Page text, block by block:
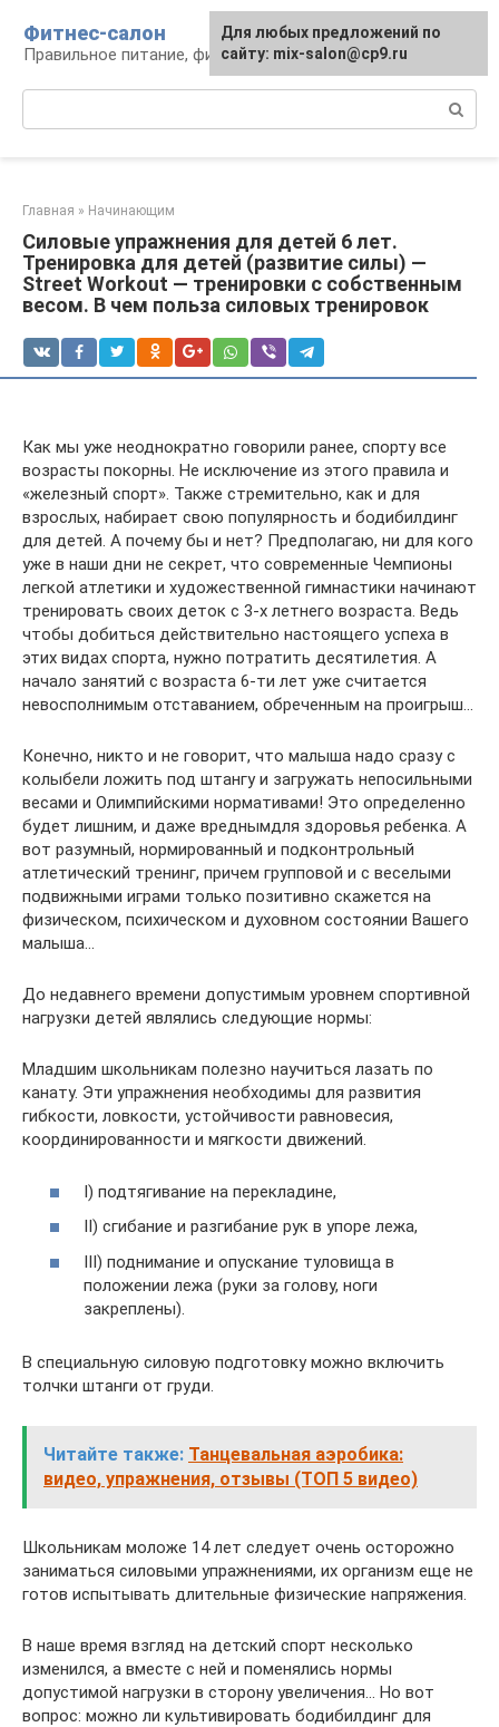
контенту
Фитнес-салон
Правильное питание, фитнес, образ жизни
Главная » Начинающим
Силовые упражнения для детей 6 лет.
Тренировка для детей (развитие силы) —
Street Workout — тренировки с собственным
весом. В чем польза силовых тренировок
Как мы уже неоднократно говорили ранее, спорту все
возрасты покорны. Не исключение из этого правила и
«железный спорт». Также стремительно, как и для
взрослых, набирает свою популярность и бодибилдинг
для детей. А почему бы и нет? Предполагаю, ни для кого
уже в наши дни не секрет, что современные Чемпионы
легкой атлетики и художественной гимнастики начинают
тренировать своих деток с 3-х летнего возраста. Ведь
чтобы добиться действительно настоящего успеха в
этих видах спорта, нужно потратить десятилетия. А
начало занятий с возраста 6-ти лет уже считается
невосполнимым отставанием, обреченным на проигрыш…
Конечно, никто и не говорит, что малыша надо сразу с
колыбели ложить под штангу и загружать непосильными
весами и Олимпийскими нормативами! Это определенно
будет лишним, и даже вреднымдля здоровья ребенка. А
вот разумный, нормированный и подконтрольный
атлетический тренинг, причем групповой и с веселыми
подвижными играми только позитивно скажется на
физическом, психическом и духовном состоянии Вашего
малыша…
До недавнего времени допустимым уровнем спортивной
нагрузки детей являлись следующие нормы:
Младшим школьникам полезно научиться лазать по
канату. Эти упражнения необходимы для развития
гибкости, ловкости, устойчивости равновесия,
координированности и мягкости движений.
I) подтягивание на перекладине,
II) сгибание и разгибание рук в упоре лежа,
III) поднимание и опускание туловища в
положении лежа (руки за голову, ноги
закреплены).
В специальную силовую подготовку можно включить
толчки штанги от груди.
Читайте также: Танцевальная аэробика:
видео, упражнения, отзывы (ТОП 5 видео)
Школьникам моложе 14 лет следует очень осторожно
заниматься силовыми упражнениями, их организм еще не
готов испытывать длительные физические напряжения.
В наше время взгляд на детский спорт несколько
изменился, а вместе с ней и поменялись нормы
допустимой нагрузки в сторону увеличения… Но вот
вопрос: можно ли культивировать бодибилдинг для
Для любых предложений по
сайту: mix-salon@cp9.ru